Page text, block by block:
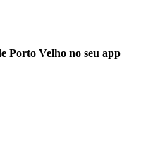
Porto Velho no seu app